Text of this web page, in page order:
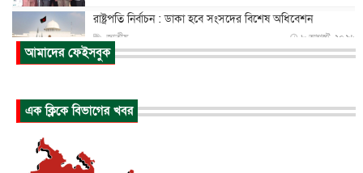
রাষ্ট্রপতি নির্বাচন : ডাকা হবে সংসদের বিশেষ অধিবেশন
জাতীয় ৮ আগস্ট, ২০২৬
প্রধানমন্ত্রীর সঙ্গে সাক্ষাতে খুদে শিল্পী অনুশ্রী রায়ের স্বপ...
পাকিস্তান-তুরস্কের সঙ্গে প্রতিরক্ষা চুক্তি সৌদি আরবকে কতটা ন...
যুক্তরাজ্যে গ্রুমিং কেলেঙ্কারি : পাকিস্তানির অপরাধে অস্বস্তি...
আমাদের ফেইসবুক
এক ক্লিকে বিভাগের খবর